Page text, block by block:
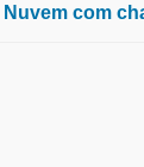
com